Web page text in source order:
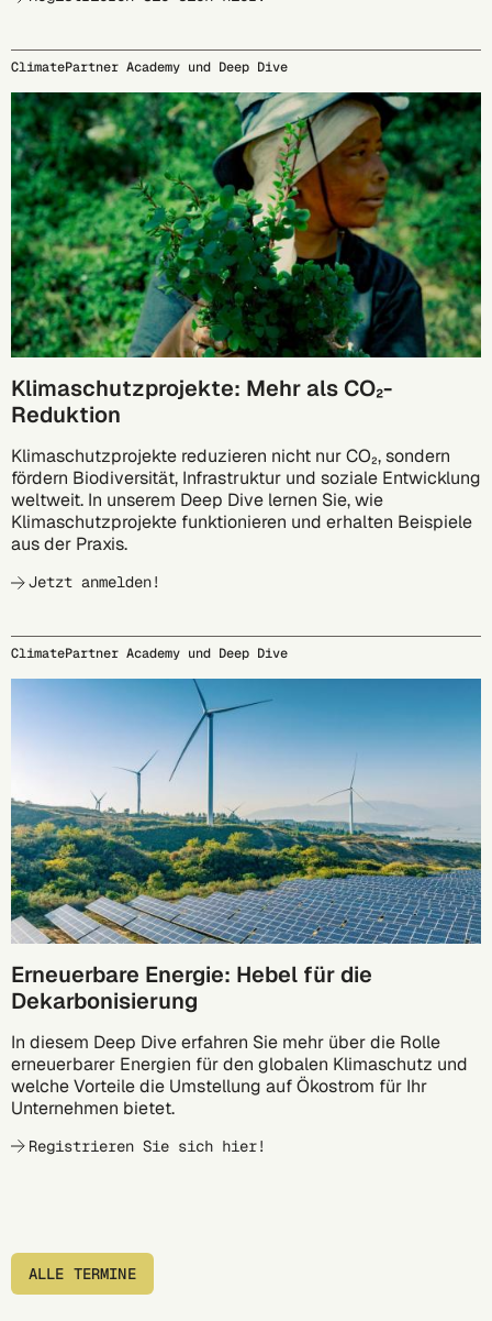
ClimatePartner Academy und Deep Dive
29.09.
Klimaschutzprojekte: Mehr als CO₂-
Reduktion
Klimaschutzprojekte reduzieren nicht nur CO₂, sondern
fördern Biodiversität, Infrastruktur und soziale Entwicklung
weltweit. In unserem Deep Dive lernen Sie, wie
Klimaschutzprojekte funktionieren und erhalten Beispiele
aus der Praxis.
Jetzt anmelden!
ClimatePartner Academy und Deep Dive
27.10.
Erneuerbare Energie: Hebel für die
Dekarbonisierung
In diesem Deep Dive erfahren Sie mehr über die Rolle
erneuerbarer Energien für den globalen Klimaschutz und
welche Vorteile die Umstellung auf Ökostrom für Ihr
Unternehmen bietet.
Registrieren Sie sich hier!
ALLE TERMINE